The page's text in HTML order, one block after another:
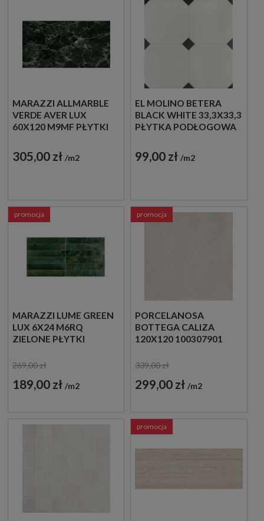
MARAZZI ALLMARBLE
VERDE AVER LUX
60X120 M9MF PŁYTKI
GRESOWE
305,00 zł m2
EL MOLINO BETERA
BLACK WHITE 33,3X33,3
PŁYTKA PODŁOGOWA
99,00 zł m2
MARAZZI LUME GREEN
LUX 6X24 M6RQ
ZIELONE PŁYTKI
269,00 zł
189,00 zł m2
promocja
PORCELANOSA
BOTTEGA CALIZA
120X120 100307901
339,00 zł
299,00 zł m2
promocja
promocja